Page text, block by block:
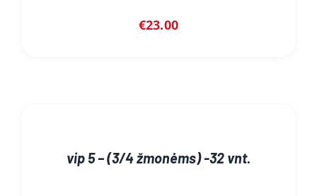
€23.00
vip 5 – (3/4 žmonėms) -32 vnt.